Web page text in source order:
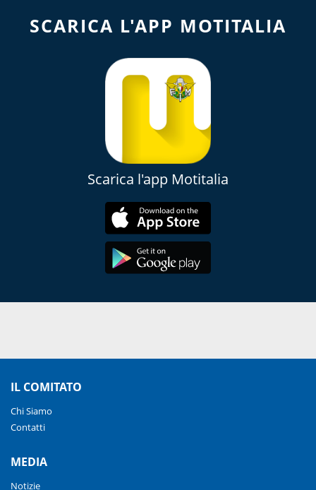
SCARICA L'APP MOTITALIA
Scarica l'app Motitalia
IL COMITATO
Chi Siamo
Contatti
MEDIA
Notizie